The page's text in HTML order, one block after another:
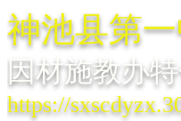
神池县第
因材施教办
https://